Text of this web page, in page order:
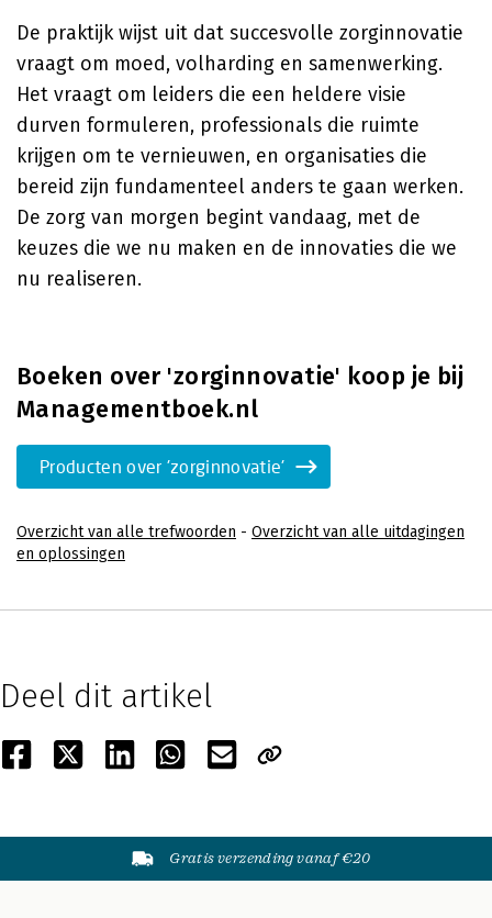
De praktijk wijst uit dat succesvolle zorginnovatie
vraagt om moed, volharding en samenwerking.
Het vraagt om leiders die een heldere visie
durven formuleren, professionals die ruimte
krijgen om te vernieuwen, en organisaties die
bereid zijn fundamenteel anders te gaan werken.
De zorg van morgen begint vandaag, met de
keuzes die we nu maken en de innovaties die we
nu realiseren.
Boeken over 'zorginnovatie' koop je bij
Managementboek.nl
Producten over 'zorginnovatie'
Overzicht van alle trefwoorden - Overzicht van alle uitdagingen
en oplossingen
Deel dit artikel
Gratis verzending vanaf €20